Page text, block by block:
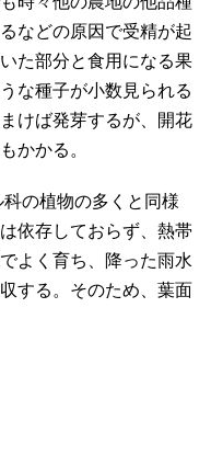
などの原因で受精が起
た部分と食用になる果
な種子が小数見られる
けば発芽するが、開花
かかる。
の植物の多くと同様
依存しておらず、熱帯
よく育ち、降った雨水
する。そのため、葉面